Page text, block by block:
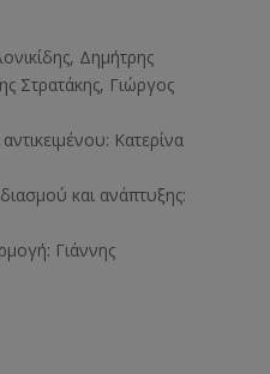
Δημήτρης
Στρατάκης, Γιώργος
Κατερίνα
και ανάπτυξης:
Γιάννης